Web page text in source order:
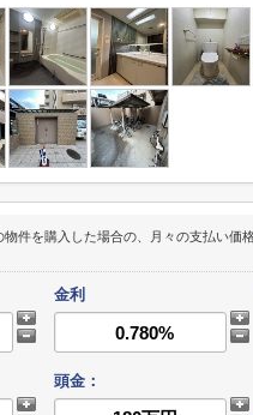
物件を購入した場合の、月々の支払い価
金利
頭金：